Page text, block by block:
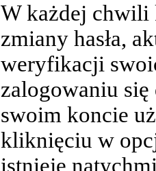
W każdej chwili
zmiany hasła,
weryfikacji
zalogowaniu się
swoim koncie
kliknięciu w
istnieje